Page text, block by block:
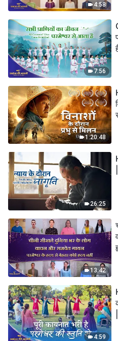
4:58
7:56
1:20:48
26:25
13:42
4:59